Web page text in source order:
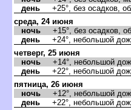
день +25°, без осадков,
среда, 24 июня
ночь +15°, без осадков,
день +24°, небольшой
четверг, 25 июня
ночь +14°, небольшой
день +22°, небольшой
пятница, 26 июня
ночь +12°, небольшой
день +22°, небольшой